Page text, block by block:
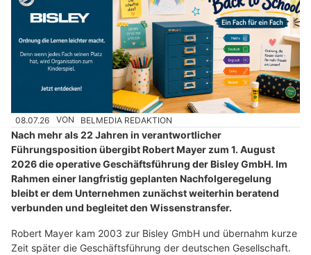
08.07.26 VON BELMEDIA REDAKTION
Nach mehr als 22 Jahren in verantwortlicher
Führungsposition übergibt Robert Mayer zum 1. August
2026 die operative Geschäftsführung der Bisley GmbH. Im
Rahmen einer langfristig geplanten Nachfolgeregelung
bleibt er dem Unternehmen zunächst weiterhin beratend
verbunden und begleitet den Wissenstransfer.
Robert Mayer kam 2003 zur Bisley GmbH und übernahm kurze
Zeit später die Geschäftsführung der deutschen Gesellschaft.